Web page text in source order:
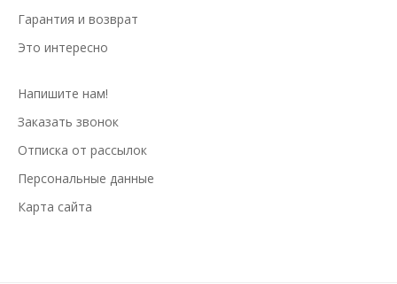
Гарантия и возврат
Это интересно
Напишите нам!
Заказать звонок
Отписка от рассылок
Персональные данные
Карта сайта